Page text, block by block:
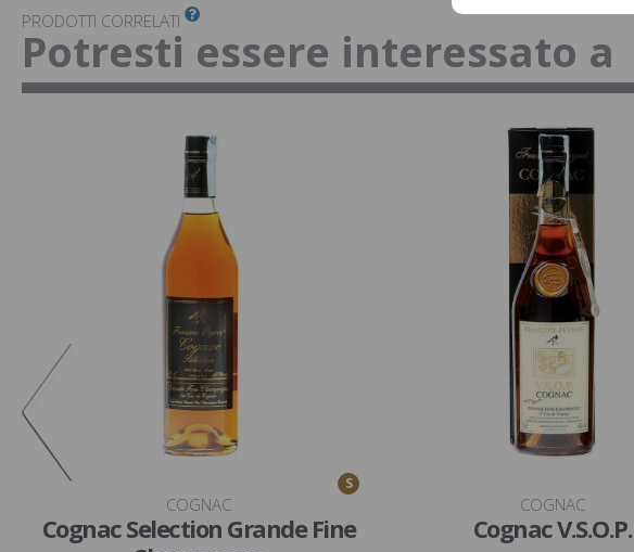
PRODOTTI CORRELATI
Potresti essere interessato a
S
COGNAC
Cognac Selection Grande Fine
COGNAC
Cognac V.S.O.P.